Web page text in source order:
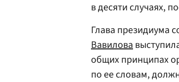
в десяти случаях,
Глава президиума
Вавилова
общих принципах
по ее словам,